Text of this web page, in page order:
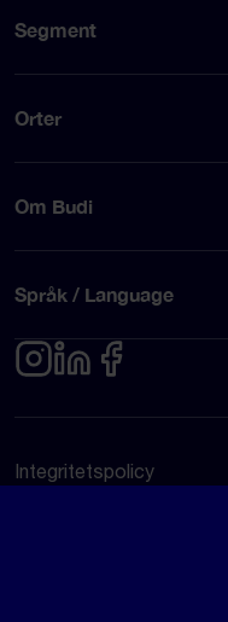
Segment
Orter
Om Budi
Språk / Language
Integritetspolicy